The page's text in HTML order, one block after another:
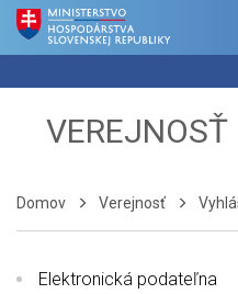
VEREJNOSŤ
Domov Verejnosť
Elektronická podateľna